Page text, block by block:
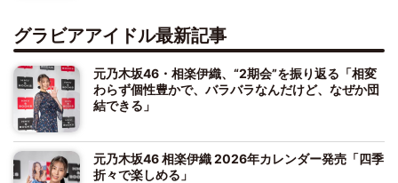
グラビアアイドル最新記事
元乃木坂46・相楽伊織、“2期会”を振り返る「相変
わらず個性豊かで、バラバラなんだけど、なぜか団
結できる」
元乃木坂46 相楽伊織 2026年カレンダー発売「四季
折々で楽しめる」